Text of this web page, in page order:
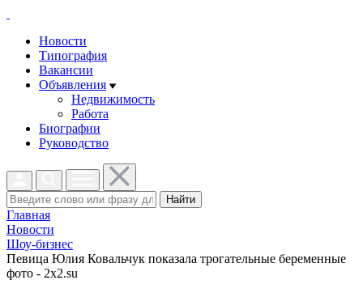
Новости
Типография
Вакансии
Объявления
Недвижимость
Работа
Биографии
Руководство
Найти
Главная
Новости
Шоу-бизнес
Певица Юлия Ковальчук показала трогательные беременные
фото - 2x2.su